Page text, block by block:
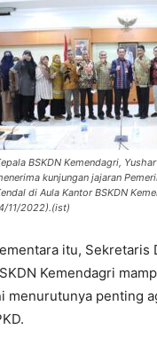
BSKDN Kemendagri,
kunjungan jajaran
di Aula Kantor BSKDN
11/2022).(ist)
itu, Sekretaris
Kemendagri
menurutunya penting